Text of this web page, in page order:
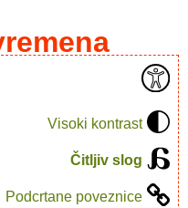
Visoki kontrast
Čitljiv slog
Podcrtane poveznice
knjiga.